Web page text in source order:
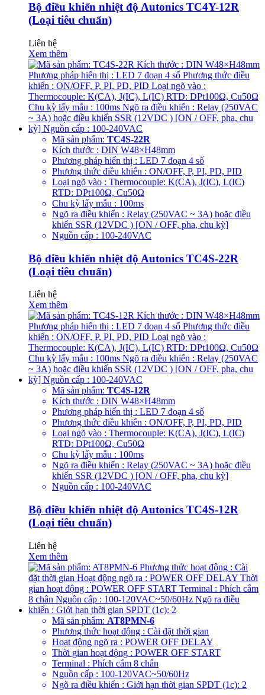
Bộ điều khiển nhiệt độ Autonics TC4Y-12R
(Loại tiêu chuẩn)
Liên hệ
Xem thêm
Mã sản phẩm: TC4S-22R
Kích thước : DIN W48×H48mm
Phương pháp hiển thị : LED 7 đoạn 4 số
Phương thức điều khiển : ON/OFF, P, PI, PD, PID
Loại ngõ vào : Thermocouple: K(CA), J(IC), L(IC)
RTD: DPt100Ω, Cu50Ω
Chu kỳ lấy mẫu : 100ms
Ngõ ra điều khiển : Relay (250VAC ~ 3A) hoặc điều
khiển SSR (12VDC ) [ON / OFF, pha, chu kỳ]
Nguồn cấp : 100-240VAC
Bộ điều khiển nhiệt độ Autonics TC4S-22R
(Loại tiêu chuẩn)
Liên hệ
Xem thêm
Mã sản phẩm: TC4S-12R
Kích thước : DIN W48×H48mm
Phương pháp hiển thị : LED 7 đoạn 4 số
Phương thức điều khiển : ON/OFF, P, PI, PD, PID
Loại ngõ vào : Thermocouple: K(CA), J(IC), L(IC)
RTD: DPt100Ω, Cu50Ω
Chu kỳ lấy mẫu : 100ms
Ngõ ra điều khiển : Relay (250VAC ~ 3A) hoặc điều
khiển SSR (12VDC ) [ON / OFF, pha, chu kỳ]
Nguồn cấp : 100-240VAC
Bộ điều khiển nhiệt độ Autonics TC4S-12R
(Loại tiêu chuẩn)
Liên hệ
Xem thêm
Mã sản phẩm: AT8PMN-6
Phương thức hoạt động : Cài đặt thời gian
Hoạt động ngõ ra : POWER OFF DELAY
Thời gian hoạt động : POWER OFF START
Terminal : Phích cắm 8 chân
Nguồn cấp : 100-120VAC~50/60Hz
Ngõ ra điều khiển : Giới hạn thời gian SPDT (1c): 2